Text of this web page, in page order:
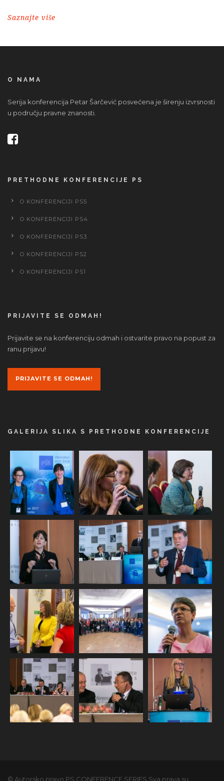
Saznajte više
O NAMA
Serija konferencija Petar Šarčević posvećena je širenju izvrsnosti
u području pravne znanosti.
PRETHODNE KONFERENCIJE PS
O KONFERENCIJI PS5
O KONFERENCIJI PS4
O KONFERENCIJI PS3
O KONFERENCIJI PS2
O KONFERENCIJI PS1
PRIJAVITE SE ODMAH!
Prijavite se na konferenciju odmah i ostvarite pravo na popust za
ranu prijavu!
PRIJAVITE SE ODMAH!
GALERIJA SLIKA S PRETHODNE KONFERENCIJE
© Autorsko pravo PS CONFERENCE SERIES Sva prava su